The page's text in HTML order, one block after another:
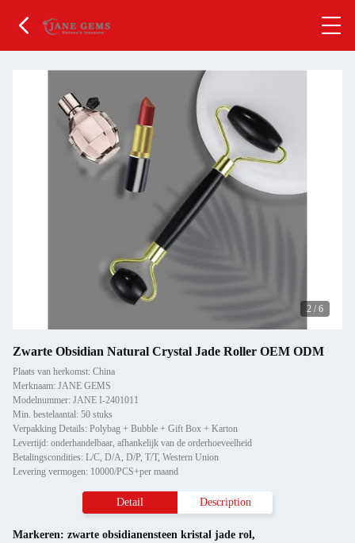
2 / 6
Zwarte Obsidian Natural Crystal Jade Roller OEM ODM
Plaats van herkomst: China
Merknaam: JANE GEMS
Modelnummer: JANE I-2401011
Min. bestelaantal: 50 stuks
Verpakking Details: Polybag + Bubble + Gift Box + Karton
Levertijd: onderhandelbaar, afhankelijk van de orderhoeveelheid
Betalingscondities: L/C, D/A, D/P, T/T, Western Union
Levering vermogen: 10000/PCS+per maand
Detail Description
Markeren: zwarte obsidianensteen kristal jade rol,